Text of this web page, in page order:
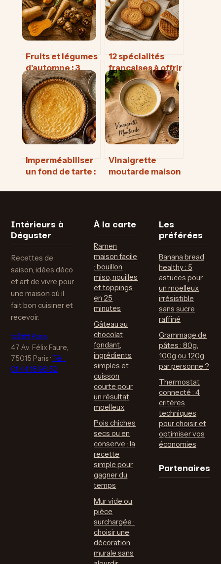
Fruits et légumes
d’automne : 3
réflexes pour
préserver leurs
vitamines et
booster votre
immunité
12 spécialités
françaises à offrir
: le guide pour
choisir des
cadeaux
authentiques et
transportables
Imperméabiliser
un fond de tarte :
chef pour une
Vinaigrette
moutarde maison
pour une
gourmandes
Intérieurs à
Déguster
Recettes de
saison, idées déco
et art de vivre pour
une maison où il
fait bon cuisiner et
recevoir.
taårtt Paris
47 Av. Félix Faure,
75015 Paris · Tél :
01 44 18 96 52
À la carte
Ramen
maison facile
: bouillon
miso, nouilles
et toppings
en 25
minutes
Gâteau au
chocolat
fondant,
ingrédients
simples et
cuisson
courte pour
un résultat
moelleux
Pois chiches
secs ou en
conserve : la
recette
simple pour
gagner du
temps
Mur vide ou
pièce
surchargée :
choisir une
décoration
murale sans
Les
préférées
Banana bread
healthy : 5
astuces pour
un moelleux
irrésistible
sans sucre
raffiné
Grammage de
pâtes : 80g,
100g ou 120g
par personne ?
Thermostat
connecté : 4
critères
techniques
pour choisir et
optimiser vos
économies
Partenaires